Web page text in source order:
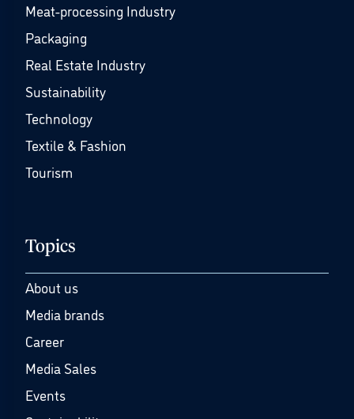
Meat-processing Industry
Packaging
Real Estate Industry
Sustainability
Technology
Textile & Fashion
Tourism
Topics
About us
Media brands
Career
Media Sales
Events